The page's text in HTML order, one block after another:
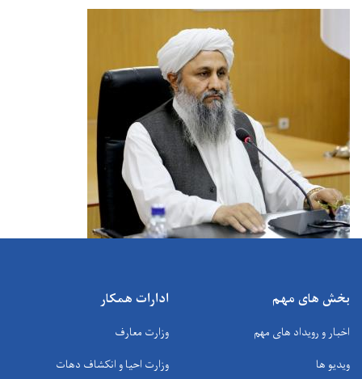
بخش های مهم
اخبار و رویداد های مهم
ویدیو ها
ادارات همکار
وزارت معارف
وزارت احیا و انکشاف دهات